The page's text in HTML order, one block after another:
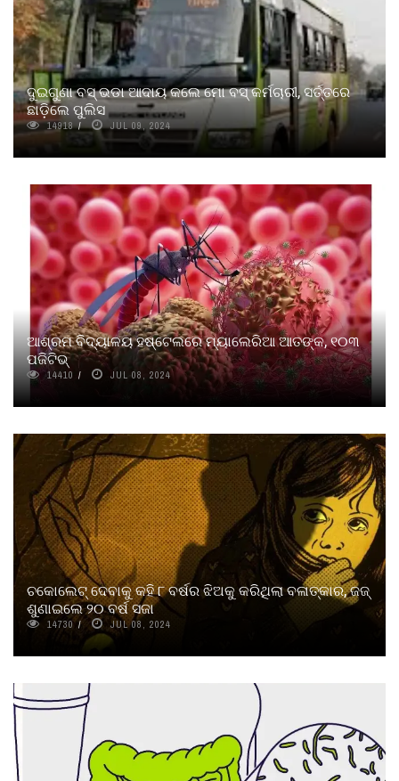
ଦୁଇଗୁଣା ବସ୍‌ ଭଡା ଆଦାୟ କଲେ ମୋ ବସ୍‌ କର୍ମଚାରୀ, ସର୍ତ୍ତରେ
ଛାଡ଼ିଲେ ପୁଲିସ
14918 JUL 09, 2024
ଆଶ୍ରମ ବିଦ୍ୟାଳୟ ହଷ୍ଟେଲରେ ମ୍ୟାଲେରିଆ ଆତଙ୍କ, ୧୦୩
ପଜିଟିଭ୍
14410 JUL 08, 2024
ଚକୋଲେଟ୍ ଦେବାକୁ କହି ୮ ବର୍ଷର ଝିଅକୁ କରିଥିଲା ବଳାତ୍କାର, ଜଜ୍
ଶୁଣାଇଲେ ୨୦ ବର୍ଷ ସଜା
14730 JUL 08, 2024